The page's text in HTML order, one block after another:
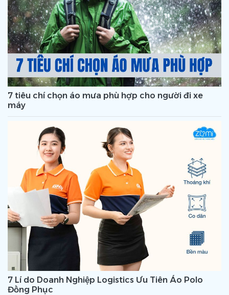
7 tiêu chí chọn áo mưa phù hợp cho người đi xe
máy
7 Lí do Doanh Nghiệp Logistics Ưu Tiên Áo Polo
Đồng Phục